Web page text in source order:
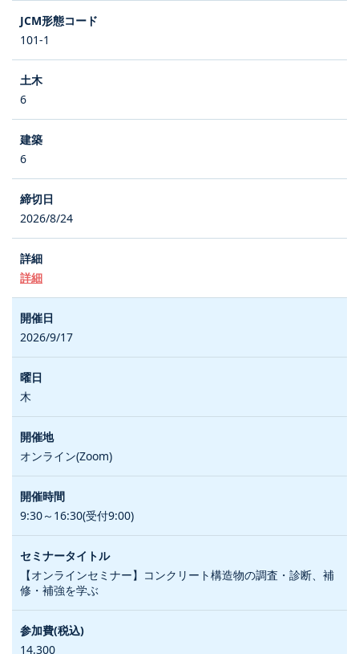
101-1
6
6
2026/8/24
詳細
2026/9/17
木
オンライン(Zoom)
9:30～16:30(受付9:00)
【オンラインセミナー】コンクリート構造物の調査・診断、補
修・補強を学ぶ
14,300